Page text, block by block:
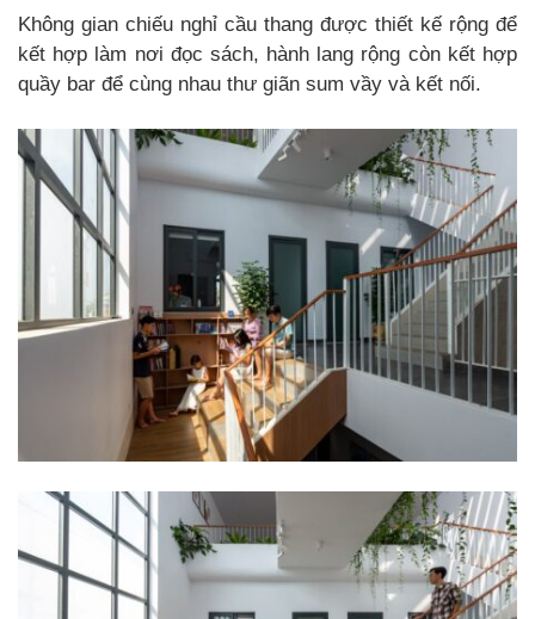
Không gian chiếu nghỉ cầu thang được thiết kế rộng để
kết hợp làm nơi đọc sách, hành lang rộng còn kết hợp
quầy bar để cùng nhau thư giãn sum vầy và kết nối.